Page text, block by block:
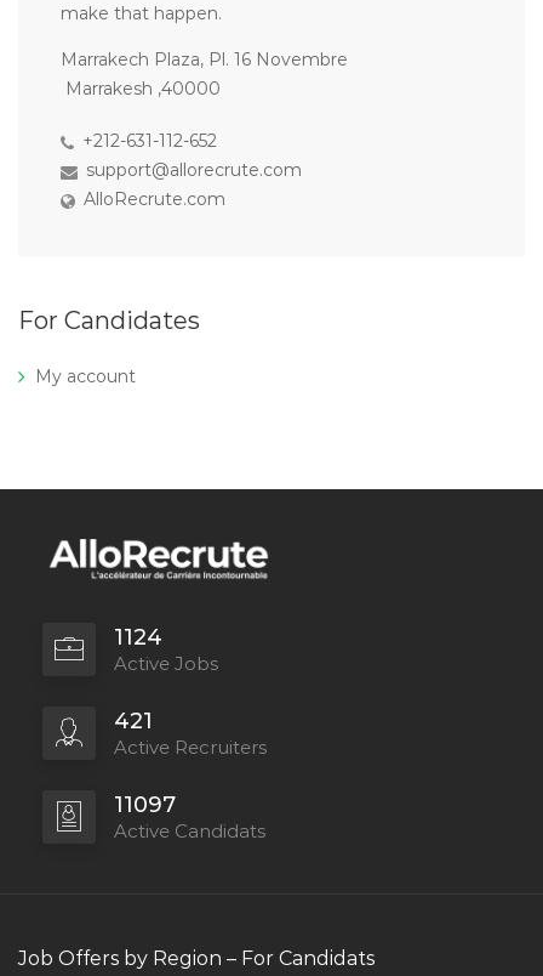
make that happen.
Marrakech Plaza, Pl. 16 Novembre
Marrakesh ,40000
+212-631-112-652
support@allorecrute.com
AlloRecrute.com
For Candidates
My account
1124
Active Jobs
421
Active Recruiters
11097
Active Candidats
Job Offers by Region – For Candidats